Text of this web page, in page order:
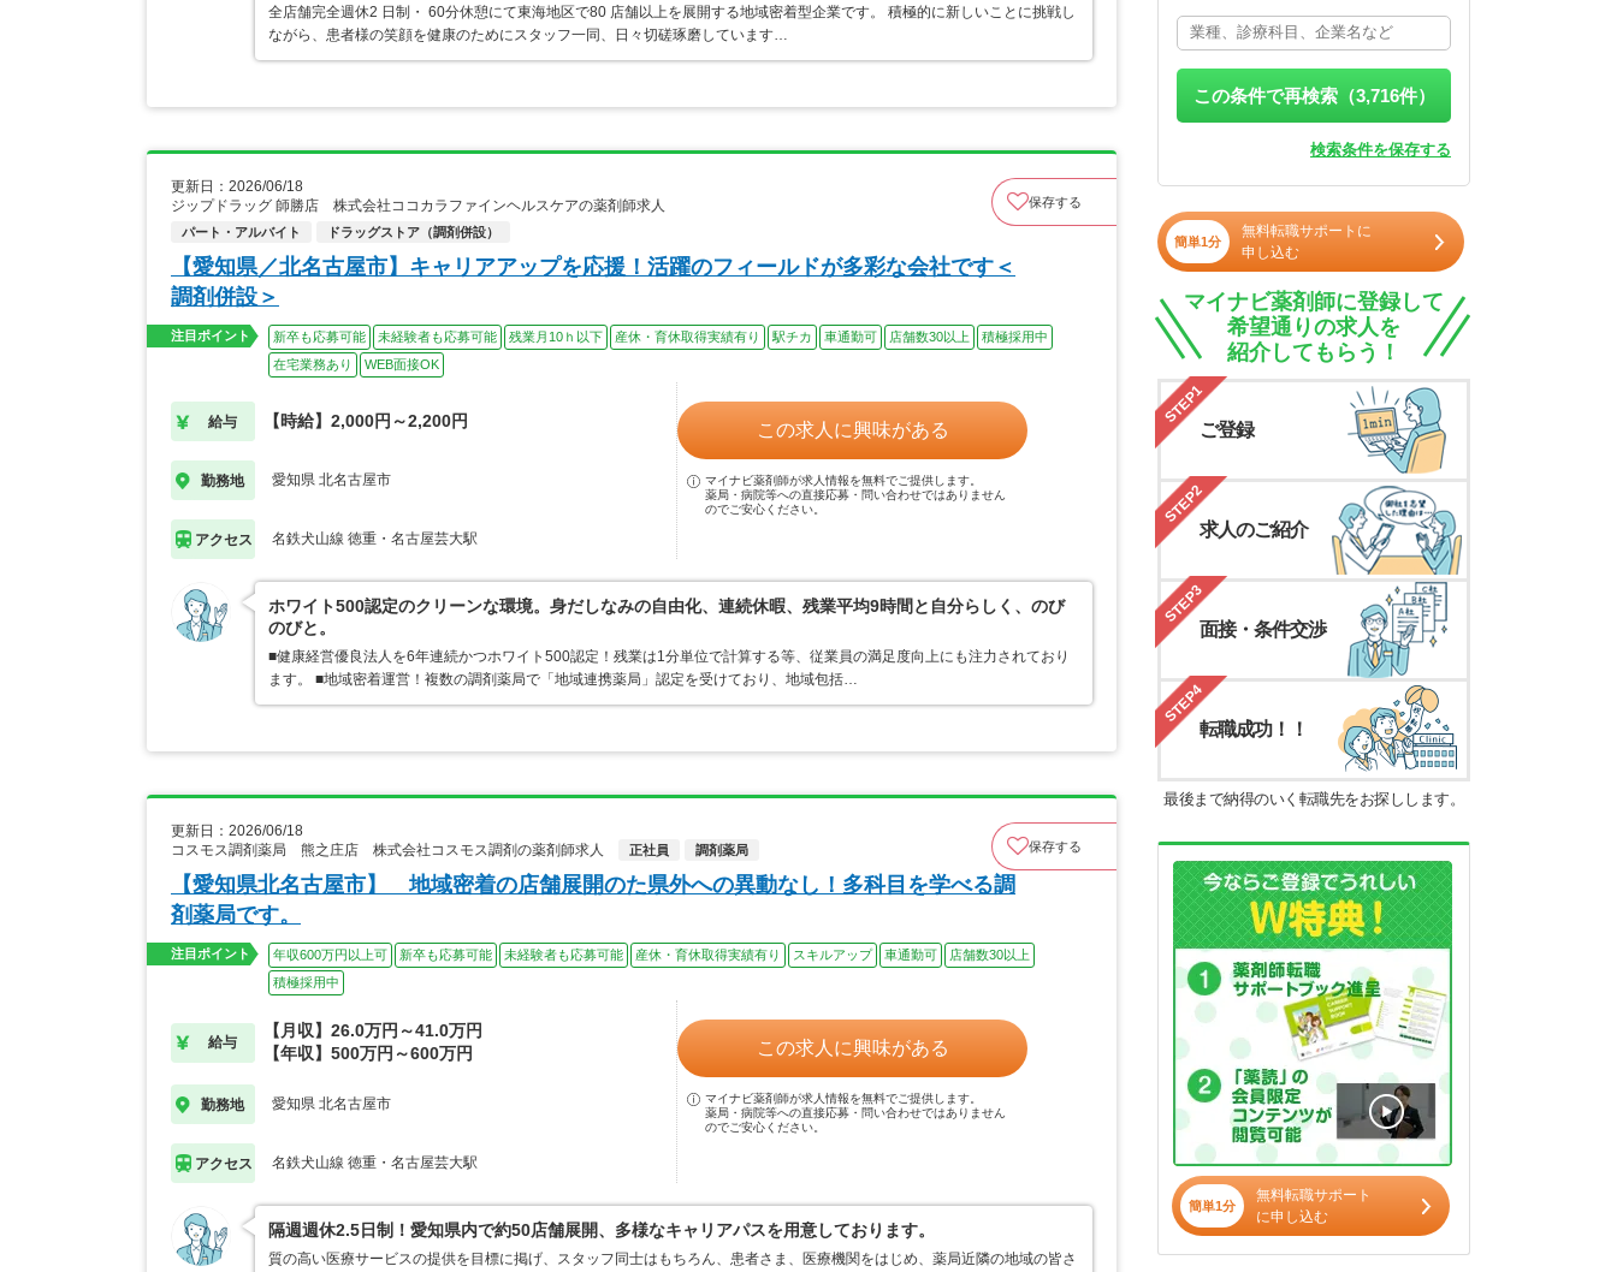
全店舗完全週休2 日制・ 60分休憩にて東海地区で80 店舗以上を展開する地域密着型企業です。 積極的に新しいことに挑戦し
ながら、患者様の笑顔を健康のためにスタッフ一同、日々切磋琢磨しています…
更新日：2026/06/18
ジップドラッグ 師勝店 株式会社ココカラファインヘルスケアの薬剤師求人
パート・アルバイト ドラッグストア（調剤併設）
保存する
【愛知県／北名古屋市】キャリアアップを応援！活躍のフィールドが多彩な会社です＜
調剤併設＞
注目ポイント 新卒も応募可能 未経験者も応募可能 残業月10ｈ以下 産休・育休取得実績有り 駅チカ 車通勤可 店舗数30以上
積極採用中
在宅業務あり
WEB面接OK
給与 【時給】2,000円～2,200円
勤務地 愛知県 北名古屋市
アクセス 名鉄犬山線 徳重・名古屋芸大駅
この求人に興味がある
マイナビ薬剤師が求人情報を無料でご提供します。
薬局・病院等への直接応募・問い合わせではありません
のでご安心ください。
ホワイト500認定のクリーンな環境。身だしなみの自由化、連続休暇、残業平均9時間と自分らしく、のび
のびと。
■健康経営優良法人を6年連続かつホワイト500認定！残業は1分単位で計算する等、従業員の満足度向上にも注力されており
ます。 ■地域密着運営！複数の調剤薬局で「地域連携薬局」認定を受けており、地域包括…
更新日：2026/06/18
コスモス調剤薬局 熊之庄店 株式会社コスモス調剤の薬剤師求人
正社員 調剤薬局 保存する
【愛知県北名古屋市】 地域密着の店舗展開のた県外への異動なし！多科目を学べる調
剤薬局です。
注目ポイント 年収600万円以上可 新卒も応募可能 未経験者も応募可能 産休・育休取得実績有り スキルアップ 車通勤可
店舗数30以上
積極採用中
給与
【月収】26.0万円～41.0万円
【年収】500万円～600万円
勤務地 愛知県 北名古屋市
アクセス 名鉄犬山線 徳重・名古屋芸大駅
この求人に興味がある
マイナビ薬剤師が求人情報を無料でご提供します。
薬局・病院等への直接応募・問い合わせではありません
のでご安心ください。
隔週週休2.5日制！愛知県内で約50店舗展開、多様なキャリアパスを用意しております。
質の高い医療サービスの提供を目標に掲げ、スタッフ同士はもちろん、患者さま、医療機関をはじめ、薬局近隣の地域の皆さ
この条件で再検索（3,716件）
検索条件を保存する
簡単1分
無料転職サポートに
申し込む
マイナビ薬剤師に登録して
希望通りの求人を
紹介してもらう！
STEP1
ご登録
STEP2
求人のご紹介
STEP3
面接・条件交渉
STEP4
転職成功！！
最後まで納得のいく転職先をお探しします。
簡単1分
無料転職サポート
に申し込む